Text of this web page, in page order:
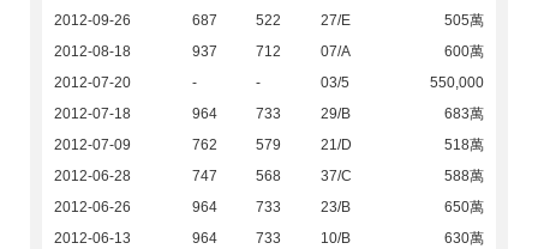
2012-09-26
687 522 27/E
505萬
2012-08-18
937 712 07/A
600萬
2012-07-20
- - 03/5
550,000
2012-07-18
964 733 29/B
683萬
2012-07-09
762 579 21/D
518萬
2012-06-28
747 568 37/C
588萬
2012-06-26
964 733 23/B
650萬
2012-06-13
964 733 10/B
630萬